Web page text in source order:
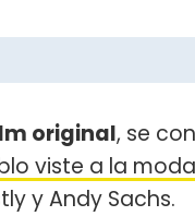
original, se
viste a la moda
y Andy Sachs.